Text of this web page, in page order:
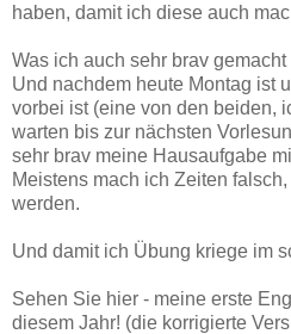
haben, damit ich diese auch
Was ich auch sehr brav gemacht
Und nachdem heute Montag ist
vorbei ist (eine von den beiden,
warten bis zur nächsten
sehr brav meine Hausaufgabe
Meistens mach ich Zeiten
werden.
Und damit ich Übung kriege im
Sehen Sie hier - meine erste
diesem Jahr! (die korrigierte